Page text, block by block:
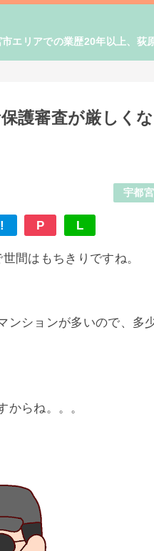
エリアでの業歴20年以上、荻
護審査が厳しく
宇都
P L
間はもちきりですね。
ションが多いので、多
らね。。。